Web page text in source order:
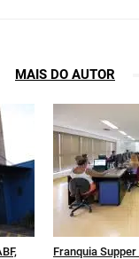
MAIS DO AUTOR
Franquia